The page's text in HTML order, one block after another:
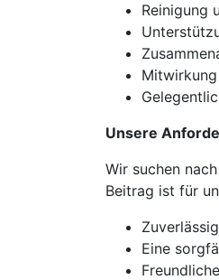
Reinigung
Unsere
Wir suchen
Beitrag ist für
Eine